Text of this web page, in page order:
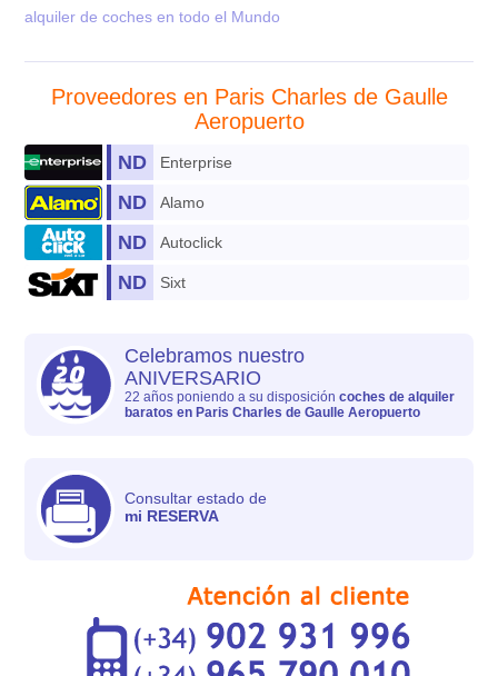
alquiler de coches en todo el Mundo
Proveedores en Paris Charles de Gaulle
Aeropuerto
Enterprise
ND
Alamo
ND
Autoclick
ND
Sixt
ND
Celebramos nuestro
ANIVERSARIO
22 años poniendo a su disposicióncoches de alquiler
baratos en Paris Charles de Gaulle Aeropuerto
Consultar estado de
mi RESERVA